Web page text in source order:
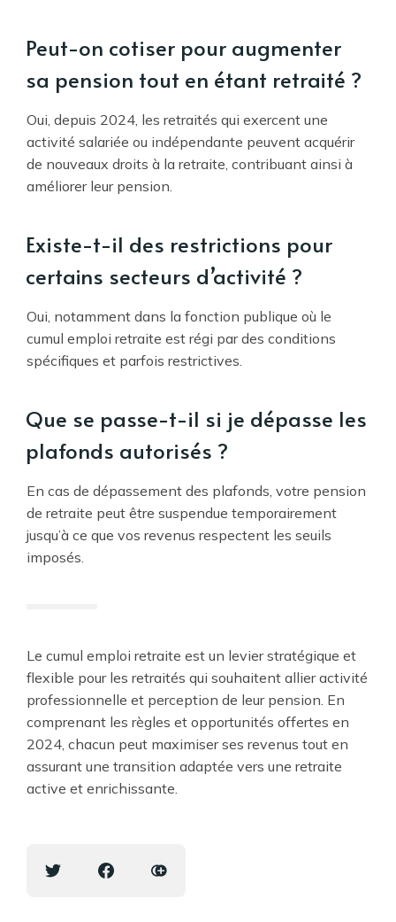
Peut-on cotiser pour augmenter
sa pension tout en étant retraité ?
Oui, depuis 2024, les retraités qui exercent une
activité salariée ou indépendante peuvent acquérir
de nouveaux droits à la retraite, contribuant ainsi à
améliorer leur pension.
Existe-t-il des restrictions pour
certains secteurs d’activité ?
Oui, notamment dans la fonction publique où le
cumul emploi retraite est régi par des conditions
spécifiques et parfois restrictives.
Que se passe-t-il si je dépasse les
plafonds autorisés ?
En cas de dépassement des plafonds, votre pension
de retraite peut être suspendue temporairement
jusqu’à ce que vos revenus respectent les seuils
imposés.
Le cumul emploi retraite est un levier stratégique et
flexible pour les retraités qui souhaitent allier activité
professionnelle et perception de leur pension. En
comprenant les règles et opportunités offertes en
2024, chacun peut maximiser ses revenus tout en
assurant une transition adaptée vers une retraite
active et enrichissante.